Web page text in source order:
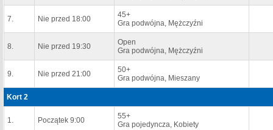
7. Nie przed 18:00
45+
Gra podwójna, Mężczyźni
8. Nie przed 19:30
Open
Gra podwójna, Mężczyźni
9. Nie przed 21:00
50+
Gra podwójna, Mieszany
Kort 2
1. Początek 9:00
55+
Gra pojedyncza, Kobiety